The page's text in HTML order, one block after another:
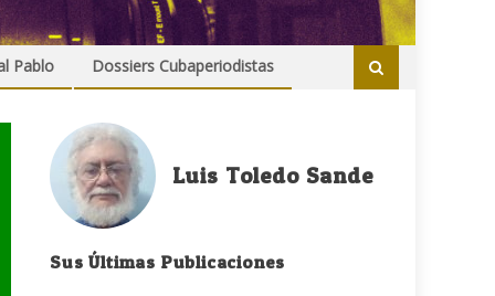
Pablo Dossiers Cubaperiodistas
Luis Toledo Sande
Sus Últimas Publicaciones